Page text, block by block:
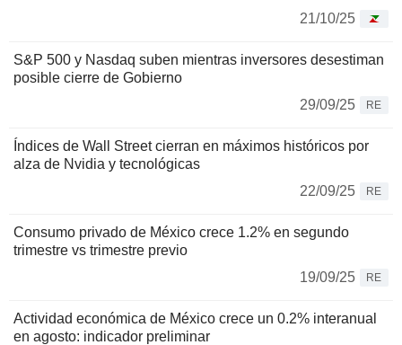
21/10/25
S&P 500 y Nasdaq suben mientras inversores desestiman
posible cierre de Gobierno
29/09/25
RE
Índices de Wall Street cierran en máximos históricos por
alza de Nvidia y tecnológicas
22/09/25
RE
Consumo privado de México crece 1.2% en segundo
trimestre vs trimestre previo
19/09/25
RE
Actividad económica de México crece un 0.2% interanual
en agosto: indicador preliminar